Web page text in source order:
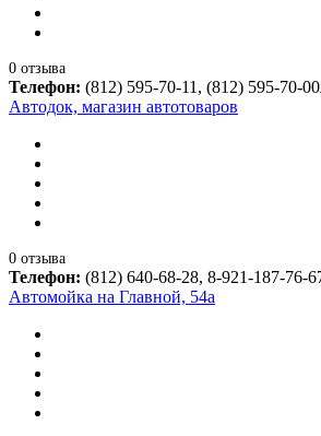
0 отзыва
Телефон: (812) 595-70-11, (812) 595-70-00
Автодок, магазин автотоваров
0 отзыва
Телефон: (812) 640-68-28, 8-921-187-76-
Автомойка на Главной, 54а